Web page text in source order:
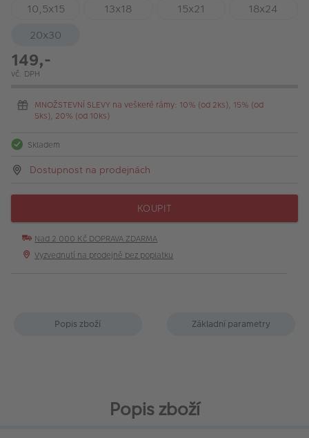
10,5x15
13x18 15x21
18x24
20x30
149,-
vč. DPH
MNOŽSTEVNÍ SLEVY na veškeré rámy: 10% (od 2ks), 15% (od
5ks), 20% (od 10ks)
Skladem
Dostupnost na prodejnách
KOUPIT
Nad 2 000 Kč DOPRAVA ZDARMA
Vyzvednutí na prodejně bez poplatku
Popis zboží Základní parametry
Popis zboží